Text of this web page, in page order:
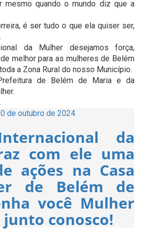
mesmo quando o mundo diz que a
é ser tudo o que ela quiser ser,
da Mulher desejamos força,
melhor para as mulheres de Belém
a Zona Rural do nosso Município.
de Belém de Maria e da
de outubro de 2024
da
com ele uma
ações na Casa
de Belém de
você Mulher
conosco!